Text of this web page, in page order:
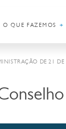
O QUE FAZEMOS +
DE 21 DE